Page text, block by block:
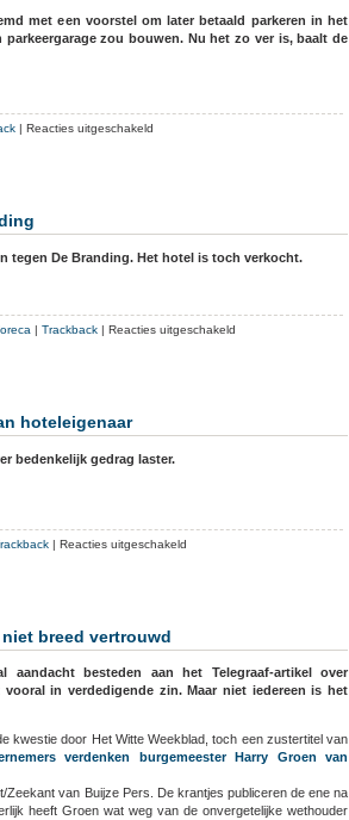
met een voorstel om later betaald parkeren in het
zou bouwen. Nu het zo ver is, baalt de
Reacties uitgeschakeld
tegen De Branding. Het hotel is toch verkocht.
| Trackback | Reacties uitgeschakeld
hoteleigenaar
bedenkelijk gedrag laster.
| Reacties uitgeschakeld
hoteleigenaar
breed vertrouwd
besteden aan het Telegraaf-artikel over
in verdedigende zin. Maar niet iedereen is het
kwestie door Het Witte Weekblad, toch een zustertitel van
verdenken burgemeester Harry Groen van
van Buijze Pers. De krantjes publiceren de ene na
heeft Groen wat weg van de onvergetelijke wethouder